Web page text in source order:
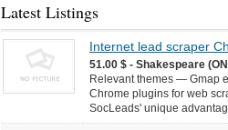
Latest Listings
Internet lead scraper
51.00 $ - Shakespeare
Relevant themes — Gmap
Chrome plugins for web
SocLeads' unique